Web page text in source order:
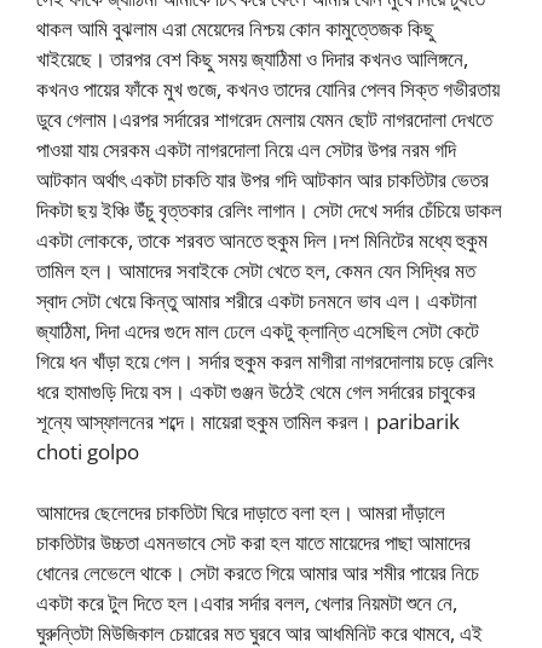
থাকল আমি বুঝলাম এরা মেয়েদের নিশ্চয় কোন কামুত্তেজক কিছু
খাইয়েছে। তারপর বেশ কিছু সময় জ্যাঠিমা ও দিদার কখনও আলিঙ্গনে,
কখনও পায়ের ফাঁকে মুখ গুজে, কখনও তাদের যোনির পেলব সিক্ত গভীরতায়
ডুবে গেলাম।এরপর সর্দারের শাগরেদ মেলায় যেমন ছোট নাগরদোলা দেখতে
পাওয়া যায় সেরকম একটা নাগরদোলা নিয়ে এল সেটার উপর নরম গদি
আটকান অর্থাৎ একটা চাকতি যার উপর গদি আটকান আর চাকতিটার ভেতর
দিকটা ছয় ইঞ্চি উঁচু বৃত্তকার রেলিং লাগান। সেটা দেখে সর্দার চেঁচিয়ে ডাকল
একটা লোককে, তাকে শরবত আনতে হুকুম দিল।দশ মিনিটের মধ্যে হুকুম
তামিল হল। আমাদের সবাইকে সেটা খেতে হল, কেমন যেন সিদ্ধির মত
স্বাদ সেটা খেয়ে কিন্তু আমার শরীরে একটা চনমনে ভাব এল। একটানা
জ্যাঠিমা, দিদা এদের গুদে মাল ঢেলে একটু ক্লান্তি এসেছিল সেটা কেটে
গিয়ে ধন খাঁড়া হয়ে গেল। সর্দার হুকুম করল মাগীরা নাগরদোলায় চড়ে রেলিং
ধরে হামাগুড়ি দিয়ে বস। একটা গুঞ্জন উঠেই থেমে গেল সর্দারের চাবুকের
শূন্যে আস্ফালনের শব্দে। মায়েরা হুকুম তামিল করল। paribarik
choti golpo
আমাদের ছেলেদের চাকতিটা ঘিরে দাড়াতে বলা হল। আমরা দাঁড়ালে
চাকতিটার উচ্চতা এমনভাবে সেট করা হল যাতে মায়েদের পাছা আমাদের
ধোনের লেভেলে থাকে। সেটা করতে গিয়ে আমার আর শমীর পায়ের নিচে
একটা করে টুল দিতে হল।এবার সর্দার বলল, খেলার নিয়মটা শুনে নে,
ঘুরুন্তিটা মিউজিকাল চেয়ারের মত ঘুরবে আর আধমিনিট করে থামবে, এই